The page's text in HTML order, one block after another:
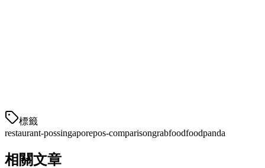
標籤
restaurant-possingaporepos-comparisongrabfoodfoodpanda
相關文章